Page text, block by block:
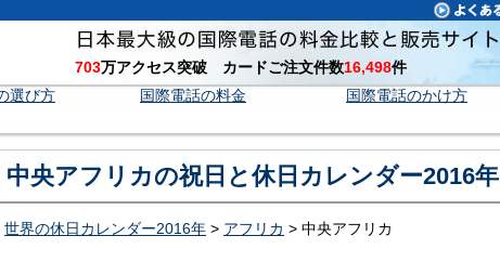
703万アクセス突破 カードご注文件数16,498件
選び方 国際電話の料金 国際電話のかけ方
中央アフリカの祝日と休日カレンダー2016年
世界の休日カレンダー2016年 > アフリカ > 中央アフリカ